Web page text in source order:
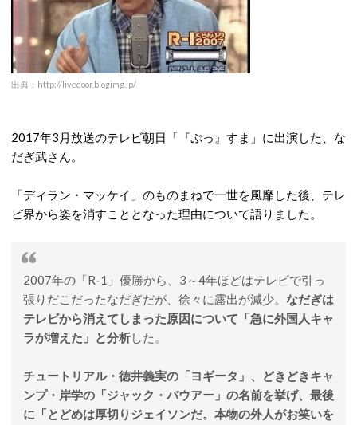
出典：http://livedoor.blogimg.jp/
2017年3月放送のテレビ朝日「『ぷっ』すま」に出演した、な
だぎ武さん。
「ディラン・マッケイ」のものまねで一世を風靡した後、テレ
ビ界から姿を消すこととなった理由について語りました。
2007年の「R-1」優勝から、3～4年ほどはテレビで引っ
張りだこだったなだぎだが、徐々に露出が減少。 なだぎは
テレビから消えてしまった原因について「急に外国人キャ
ラが増えた」と分析した。
チュートリアル・徳井義実の「ヨギータ」、どきどきキャ
ンプ・岸学の「ジャック・バウアー」の名前を挙げ、最後
に「とどめは厚切りジェイソンだ。本物の外人がお笑いを